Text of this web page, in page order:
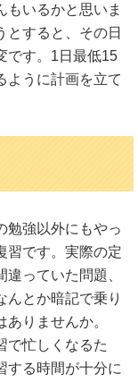
もいるかと思いま
とすると、その日
です。1日最低15
ように計画を立て
勉強以外にもやっ
習です。実際の定
っていた問題、
んとか暗記で乗り
りませんか。
で忙しくなるた
する時間が十分に